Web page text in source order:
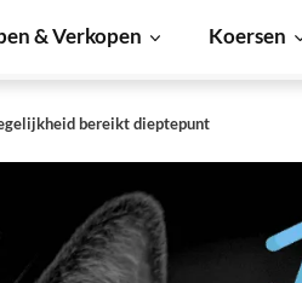
& Verkopen Koersen
bereikt dieptepunt